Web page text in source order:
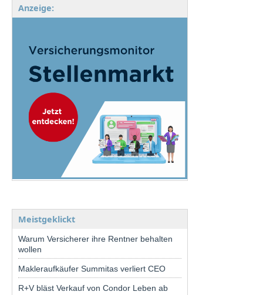
Anzeige:
Meistgeklickt
Warum Versicherer ihre Rentner behalten
wollen
Makleraufkäufer Summitas verliert CEO
R+V bläst Verkauf von Condor Leben ab